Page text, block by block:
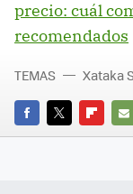
precio: cuál
recomendados
FACEBOOK
TWITTER
E-
TEMAS Xataka